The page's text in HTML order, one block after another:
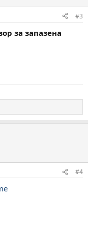
#3
за запазена
#4